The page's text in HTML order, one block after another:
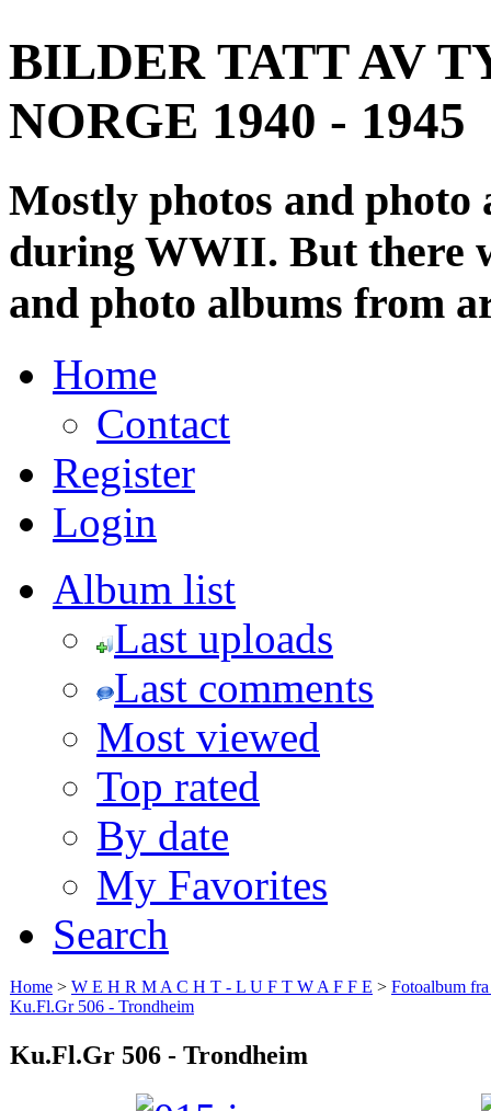
BILDER TATT AV
NORGE 1940 - 1945
Mostly photos and
during WWII. But there
and photo albums from
Home
Contact
Register
Login
Album list
Last uploads
Last comments
Most viewed
Top rated
By date
My Favorites
Search
Home > W E H R M A C H T - L U F T W A F F E > Fotoalbum
Ku.Fl.Gr 506 - Trondheim
Ku.Fl.Gr 506 - Trondheim